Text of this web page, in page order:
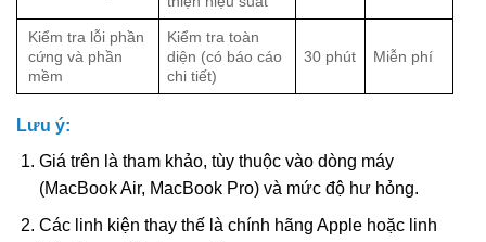
Kiểm tra lỗi phần
cứng và phần
mềm
Kiểm tra toàn
diện (có báo cáo
chi tiết)
30 phút Miễn phí
Lưu ý:
Giá trên là tham khảo, tùy thuộc vào dòng máy
(MacBook Air, MacBook Pro) và mức độ hư hỏng.
Các linh kiện thay thế là chính hãng Apple hoặc linh